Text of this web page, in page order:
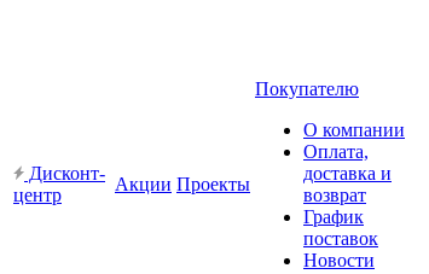
Дисконт-
центр
Акции Проекты
Покупателю
О компании
Оплата,
доставка и
возврат
График
поставок
Новости